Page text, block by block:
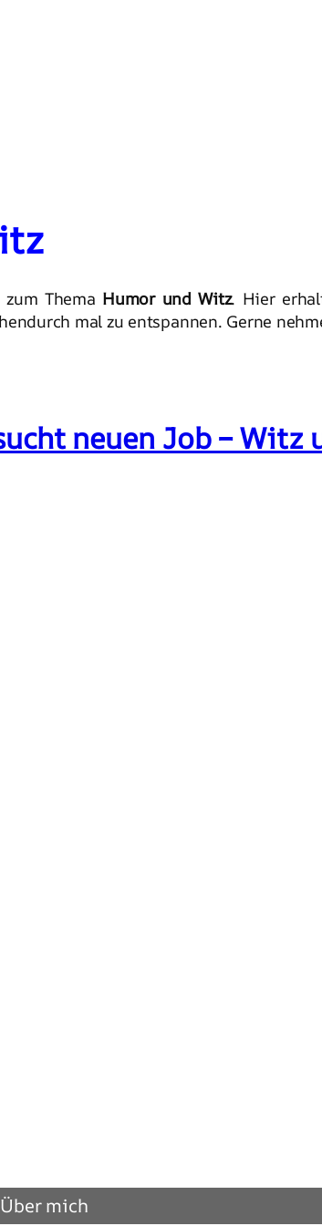
Thema Humor und Witz. Hier
mal zu entspannen. Gerne
neuen Job – Witz
Über mich